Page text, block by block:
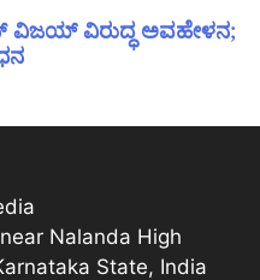
ವಿರುದ್ಧ ಅವಹೇಳನ;
Nalanda High
State, India